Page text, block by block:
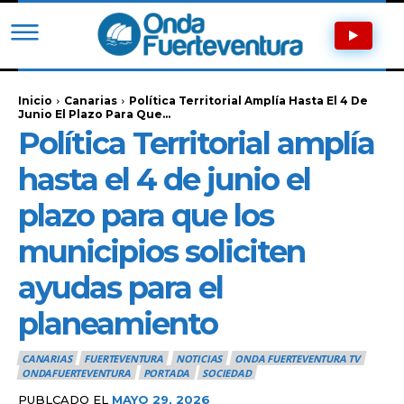
Inicio Canarias
Política Territorial Amplía Hasta El 4 De
Junio El Plazo Para Que...
Política Territorial amplía
hasta el 4 de junio el
plazo para que los
municipios soliciten
ayudas para el
planeamiento
CANARIAS FUERTEVENTURA NOTICIAS
ONDA FUERTEVENTURA TV
ONDAFUERTEVENTURA
PORTADA SOCIEDAD
PUBLCADO EL MAYO 29, 2026